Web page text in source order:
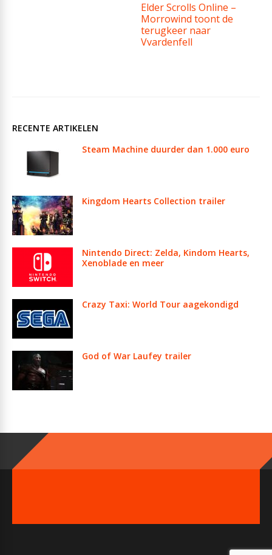
Elder Scrolls Online –
Morrowind toont de
terugkeer naar
Vvardenfell
RECENTE ARTIKELEN
Steam Machine duurder dan 1.000 euro
Kingdom Hearts Collection trailer
Nintendo Direct: Zelda, Kindom Hearts,
Xenoblade en meer
Crazy Taxi: World Tour aagekondigd
God of War Laufey trailer